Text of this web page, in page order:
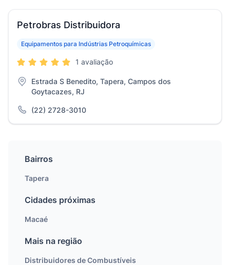
Petrobras Distribuidora
Equipamentos para Indústrias Petroquímicas
1 avaliação
Estrada S Benedito, Tapera, Campos dos
Goytacazes, RJ
(22) 2728-3010
Bairros
Tapera
Cidades próximas
Macaé
Mais na região
Distribuidores de Combustíveis